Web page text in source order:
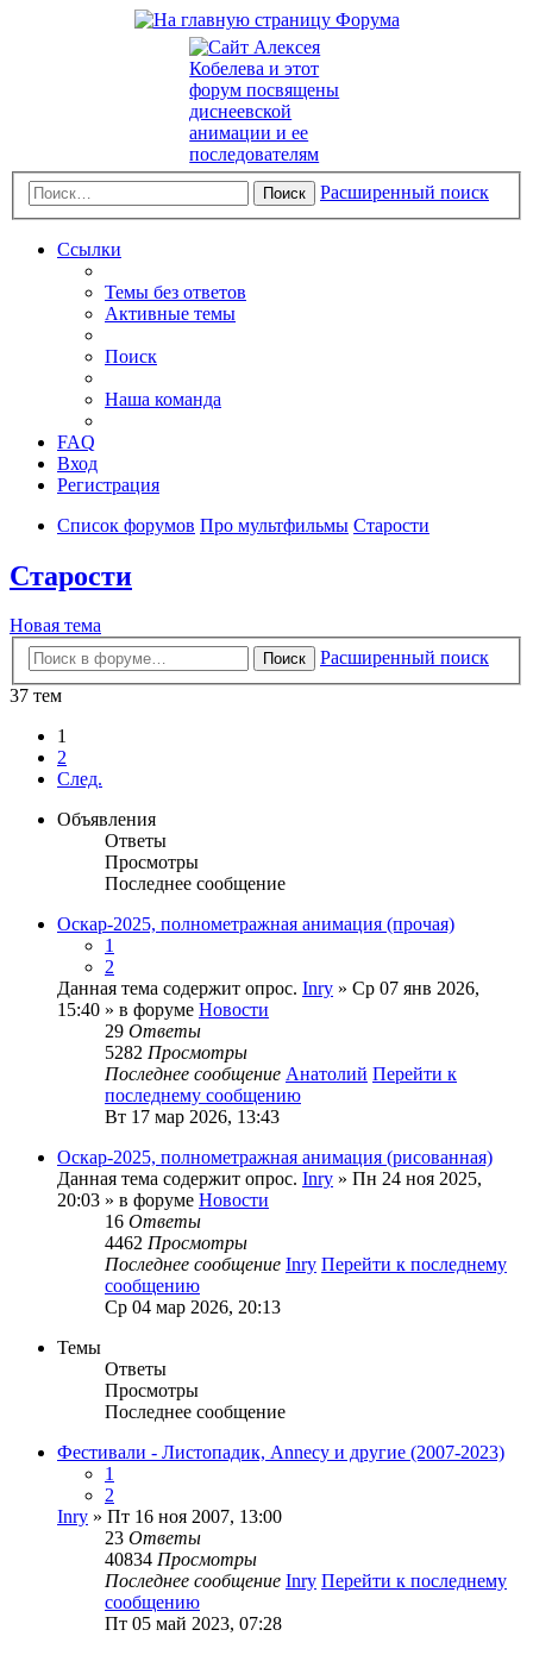
Поиск Расширенный поиск
Ссылки
Темы без ответов
Активные темы
Поиск
Наша команда
FAQ
Вход
Регистрация
Список форумов Про мультфильмы Старости
Старости
Новая тема
Поиск
Расширенный поиск
37 тем
1
2
След.
Объявления
Ответы
Просмотры
Последнее сообщение
Оскар-2025, полнометражная анимация (прочая)
1
2
Данная тема содержит опрос. Inry » Ср 07 янв 2026,
15:40 » в форуме Новости
29 Ответы
5282 Просмотры
Последнее сообщение Анатолий Перейти к
последнему сообщению
Вт 17 мар 2026, 13:43
Оскар-2025, полнометражная анимация (рисованная)
Данная тема содержит опрос. Inry » Пн 24 ноя 2025,
20:03 » в форуме Новости
16 Ответы
4462 Просмотры
Последнее сообщение Inry Перейти к последнему
сообщению
Ср 04 мар 2026, 20:13
Темы
Ответы
Просмотры
Последнее сообщение
Фестивали - Листопадик, Annecy и другие (2007-2023)
1
2
Inry » Пт 16 ноя 2007, 13:00
23 Ответы
40834 Просмотры
Последнее сообщение Inry Перейти к последнему
сообщению
Пт 05 май 2023, 07:28